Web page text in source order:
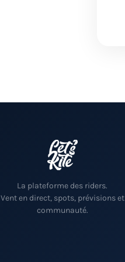
La plateforme des riders.
Vent en direct, spots, prévisions et
communauté.